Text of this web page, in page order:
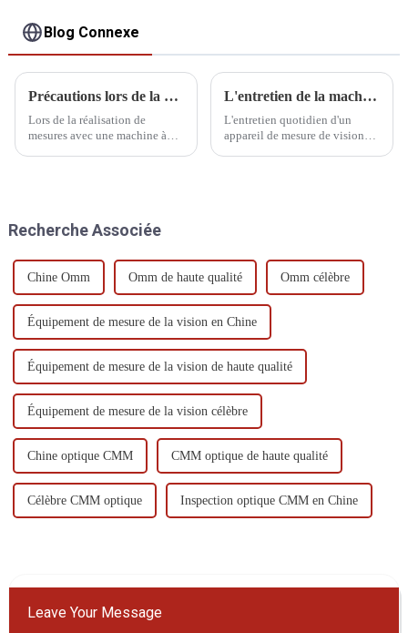
Blog Connexe
Précautions lors de la mesure
Lors de la réalisation de
mesures avec une machine à
fiabilité des mesures.
L'entretien de la machine de mesure de la vision
L'entretien quotidien d'un
appareil de mesure de vision
Recherche Associée
Chine Omm Omm de haute qualité Omm célèbre
Équipement de mesure de la vision en Chine
Équipement de mesure de la vision de haute qualité
Équipement de mesure de la vision célèbre
Chine optique CMM CMM optique de haute qualité
Célèbre CMM optique Inspection optique CMM en Chine
Leave Your Message